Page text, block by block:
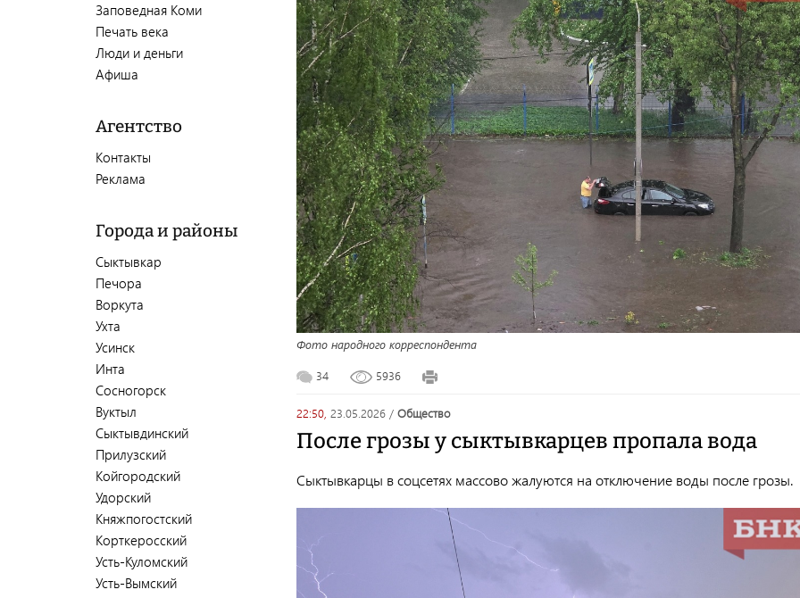
Заповедная Коми
Печать века
Люди и деньги
Афиша
Агентство
Контакты
Реклама
Города и районы
Сыктывкар
Печора
Воркута
Ухта
Усинск
Инта
Сосногорск
Вуктыл
Сыктывдинский
Прилузский
Койгородский
Удорский
Княжпогостский
Корткеросский
Усть-Куломский
Усть-Вымский
Фото народного корреспондента
34 5936
22:50, 23.05.2026 / общество
После грозы у сыктывкарцев пропала вода
Сыктывкарцы в соцсетях массово жалуются на отключение воды после грозы.